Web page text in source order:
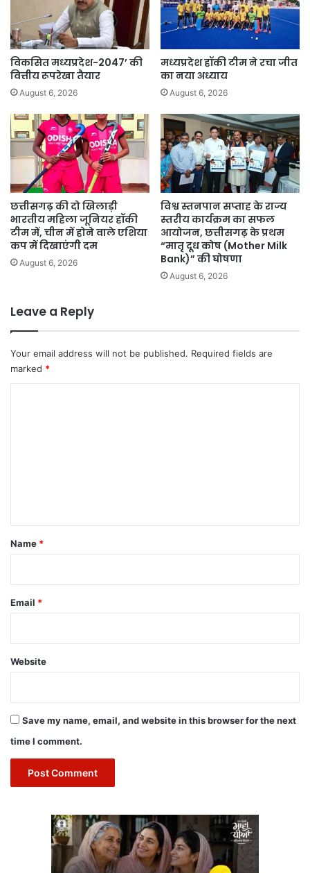
का
इंतजार
विकसित मध्यप्रदेश-2047’ की
वित्तीय रूपरेखा तैयार
August 6, 2026
मध्यप्रदेश हॉकी टीम ने रचा जीत
का नया अध्याय
August 6, 2026
छत्तीसगढ़ की दो खिलाड़ी
भारतीय महिला जूनियर हॉकी
टीम में, चीन में होने वाले एशिया
कप में दिखाएंगी दम
August 6, 2026
विश्व स्तनपान सप्ताह के राज्य
स्तरीय कार्यक्रम का सफल
आयोजन, छत्तीसगढ़ के प्रथम
“मातृ दूध कोष (Mother Milk
Bank)” की घोषणा
August 6, 2026
Leave a Reply
Your email address will not be published. Required fields are
marked *
*
Name *
Email *
Website
Save my name, email, and website in this browser for the next
time I comment.